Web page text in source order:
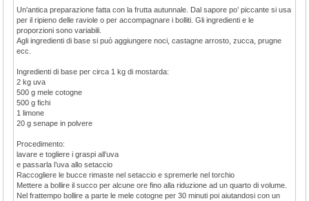
Un'antica preparazione fatta con la frutta autunnale. Dal sapore po’ piccante si usa
per il ripieno delle raviole o per accompagnare i bolliti. Gli ingredienti e le
proporzioni sono variabili.
Agli ingredienti di base si può aggiungere noci, castagne arrosto, zucca, prugne
ecc.
Ingredienti di base per circa 1 kg di mostarda:
2 kg uva
500 g mele cotogne
500 g fichi
1 limone
20 g senape in polvere
Procedimento:
lavare e togliere i graspi all’uva
e passarla l’uva allo setaccio
Raccogliere le bucce rimaste nel setaccio e spremerle nel torchio
Mettere a bollire il succo per alcune ore fino alla riduzione ad un quarto di volume.
Nel frattempo bollire a parte le mele cotogne per 30 minuti poi aiutandosi con un